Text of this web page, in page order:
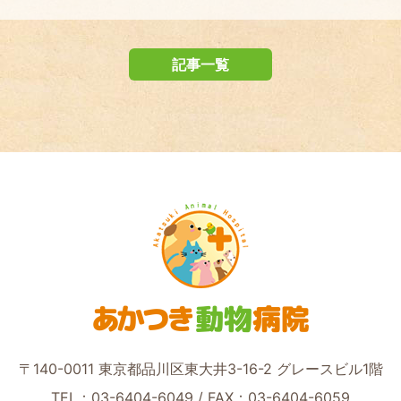
記事一覧
あかつき動物病院
〒140-0011 東京都品川区東大井3-16-2 グレースビル1階